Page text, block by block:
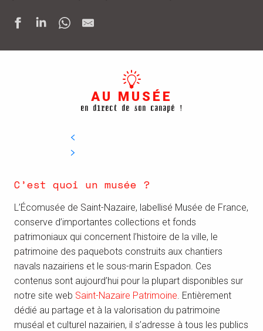
AU MUSÉE
en direct de son canapé !
C’est quoi un musée ?
L’Écomusée de Saint-Nazaire, labellisé Musée de France,
conserve d’importantes collections et fonds
patrimoniaux qui concernent l’histoire de la ville, le
patrimoine des paquebots construits aux chantiers
navals nazairiens et le sous-marin Espadon. Ces
contenus sont aujourd’hui pour la plupart disponibles sur
notre site web Saint-Nazaire Patrimoine. Entièrement
dédié au partage et à la valorisation du patrimoine
muséal et culturel nazairien, il s’adresse à tous les publics